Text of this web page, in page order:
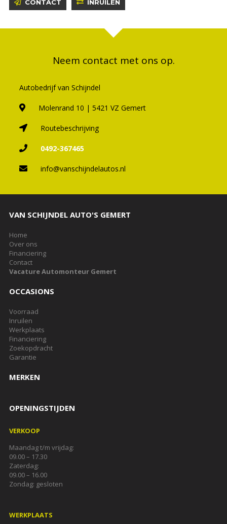
CONTACT INRUILEN
Neem contact met ons op.
Autobedrijf van Schijndel
Molenrand 10 | 5421 VZ Gemert
Routebeschrijving
0492-367465
info@vanschijndelautos.nl
VAN SCHIJNDEL AUTO'S GEMERT
Home
Over ons
Financiering
Contact
Vacature Automonteur Gemert
OCCASIONS
Voorraad
Inruilen
Werkplaats
Financiering
Zoekopdracht
Garantie
MERKEN
OPENINGSTIJDEN
VERKOOP
Maandag t/m vrijdag:
09.00 – 17.30
Zaterdag:
09.00 – 16.00
Zondag: gesloten
WERKPLAATS